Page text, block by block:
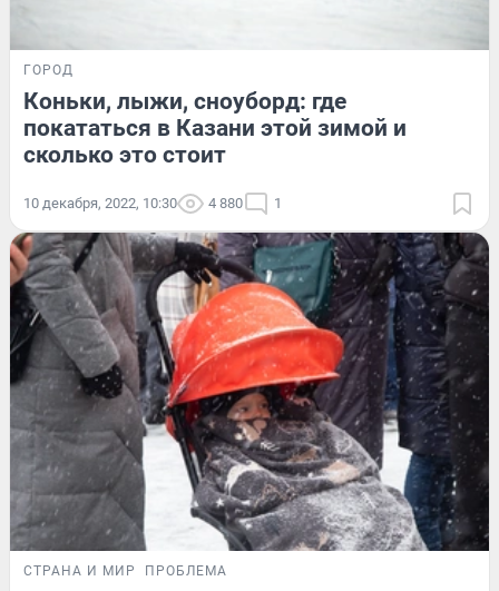
ГОРОД
Коньки, лыжи, сноуборд: где
покататься в Казани этой зимой и
сколько это стоит
10 декабря, 2022, 10:30 4 880 1
СТРАНА И МИР ПРОБЛЕМА